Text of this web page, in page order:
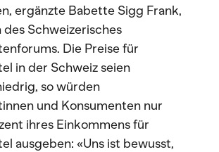
ergänzte Babette Sigg Frank,
des Schweizerisches
Die Preise für
in der Schweiz seien
so würden
und Konsumenten nur
ihres Einkommens für
ausgeben: «Uns ist bewusst,